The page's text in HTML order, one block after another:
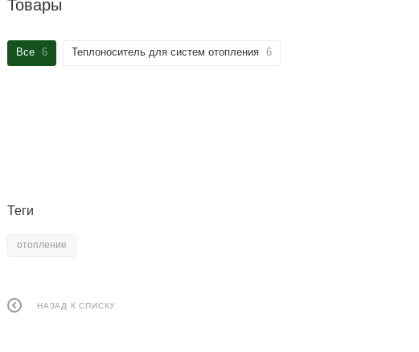
Товары
Все 6 Теплоноситель для систем отопления 6
Теги
отопление
НАЗАД К СПИСКУ